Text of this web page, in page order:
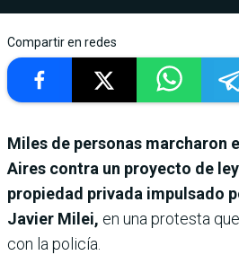
Compartir en redes
Miles de personas marcharon
Aires contra un proyecto de
propiedad privada impulsado
Javier Milei, en una protesta
con la policía.